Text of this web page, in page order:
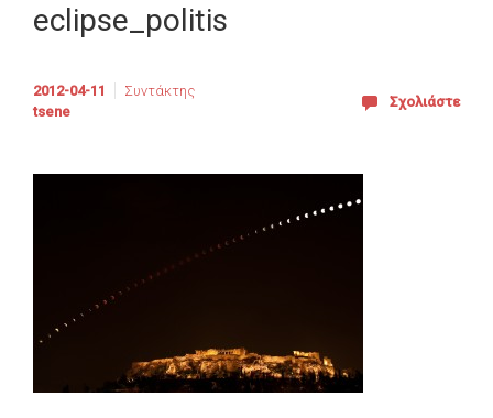
eclipse_politis
2012-04-11
Συντάκτης
tsene
Σχολιάστε